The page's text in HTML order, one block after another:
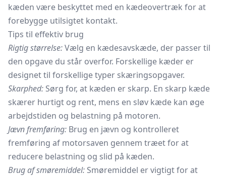
kæden være beskyttet med en kædeovertræk for at
forebygge utilsigtet kontakt.
Tips til effektiv brug
Rigtig størrelse:Vælg en kædesavskæde, der passer til
den opgave du står overfor. Forskellige kæder er
designet til forskellige typer skæringsopgaver.
Skarphed: Sørg for, at kæden er skarp. En skarp kæde
skærer hurtigt og rent, mens en sløv kæde kan øge
arbejdstiden og belastning på motoren.
Jævn fremføring: Brug en jævn og kontrolleret
fremføring af motorsaven gennem træet for at
reducere belastning og slid på kæden.
Brug af smøremiddel: Smøremiddel er vigtigt for at